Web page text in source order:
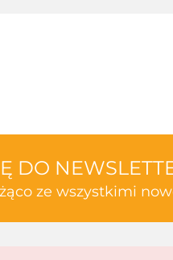
DO
ze wszystkimi